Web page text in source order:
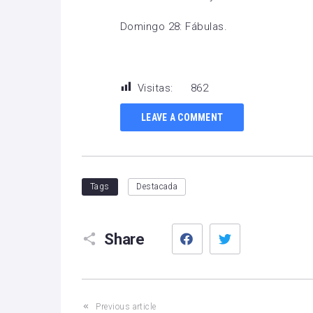
Domingo 28: Fábulas.
Visitas: 862
LEAVE A COMMENT
Tags Destacada
Share
Facebook
Previous article